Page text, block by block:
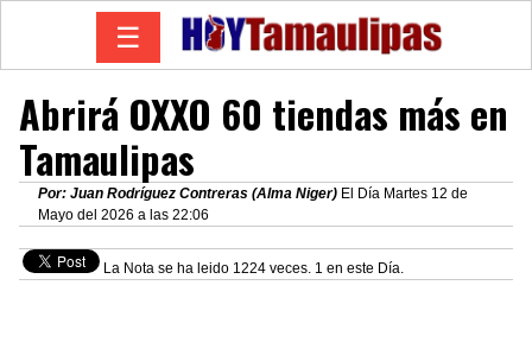
☰
Abrirá OXXO 60 tiendas más en
Tamaulipas
Por: Juan Rodríguez Contreras (Alma Niger) El Día Martes 12 de
Mayo del 2026 a las 22:06
La Nota se ha leido 1224 veces. 1 en este Día.